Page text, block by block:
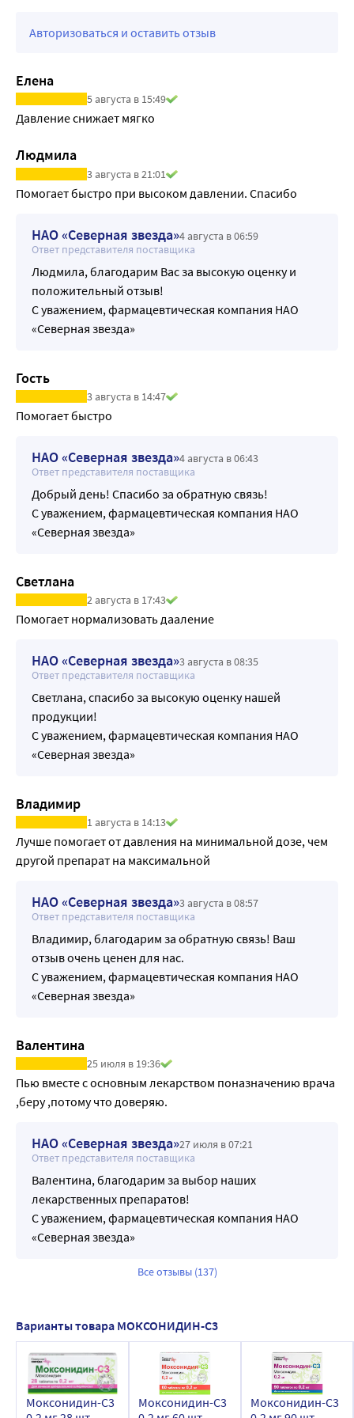
приняли.
Авторизоваться и оставить отзыв
Елена
5 августа в 15:49
Давление снижает мягко
Людмила
3 августа в 21:01
НАО «Северная звезда»4 августа в 06:59
Ответ представителя поставщика
Людмила, благодарим Вас за высокую оценку и
положительный отзыв!
С уважением, фармацевтическая компания НАО
«Северная звезда»
Гость
3 августа в 14:47
Помогает быстро
НАО «Северная звезда»4 августа в 06:43
Ответ представителя поставщика
Добрый день! Спасибо за обратную связь!
С уважением, фармацевтическая компания НАО
«Северная звезда»
Светлана
2 августа в 17:43
Помогает нормализовать дааление
НАО «Северная звезда»3 августа в 08:35
Ответ представителя поставщика
Светлана, спасибо за высокую оценку нашей
продукции!
С уважением, фармацевтическая компания НАО
«Северная звезда»
Владимир
1 августа в 14:13
Лучше помогает от давления на минимальной дозе, чем
другой препарат на максимальной
НАО «Северная звезда»3 августа в 08:57
Ответ представителя поставщика
Владимир, благодарим за обратную связь! Ваш
отзыв очень ценен для нас.
С уважением, фармацевтическая компания НАО
«Северная звезда»
Валентина
25 июля в 19:36
Пью вместе с основным лекарством поназначению врача
,беру ,потому что доверяю.
НАО «Северная звезда»27 июля в 07:21
Ответ представителя поставщика
Валентина, благодарим за выбор наших
лекарственных препаратов!
С уважением, фармацевтическая компания НАО
«Северная звезда»
Все отзывы (137)
Варианты товара МОКСОНИДИН-С3
Моксонидин-C3
Моксонидин-C3
Моксонидин-C3